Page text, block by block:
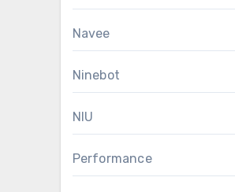
Navee
Ninebot
NIU
Performance